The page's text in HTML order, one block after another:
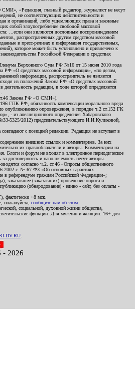
«Редакция, главный редактор, журналист не несут
не соответствующих действительности и
и организаций, либо ущемляющих права и законные
собой злоупотребление свободой массовой
...если они являются дословным воспроизведением
распространенных другим средством массовой
в пресс-релизах и информация государственных,
которое может быть установлено и привлечено к
Российской Федерации о средствах
Верховного Суда РФ №16 от 15 июня 2010 года
РФ «О средствах массовой информации», «по делам,
информации, распространитель не является
из положений Закона РФ «О средствах массовой
редакции, в ходе которой определяется
Закона РФ «О СМИ»).
ГПК РФ, обязанность компенсации морального вреда
опубликованию опровержения, в порядке ч.2 ст.152 ГК
- из апелляционного определения Хабаровского
5325/2012) председательствующего И.И.Куликовой,
с позицией редакции. Редакция не вступает в
содержание внешних ссылок и комментариев. За них
их правообладатели и авторы. Комментарии на
Блоги и форум не входят в электронное периодическое
достоверность и наполняемость несут авторы.
согласно ч.2. ст.46 «Опросы общественного
г. № 67-ФЗ «Об основных гарантиях
в референдуме граждан Российской Федерации»;
заказавшее (заказавших) проведение опроса и
(обнародование) - едино - сайт, без оплаты -
фактически +8 мск.
пожалуйста, сообщите нам об этом
социальной, духовной жизни общества,
функции. Для мужчин и женщин. 16+ для
DV.RU
- 2026